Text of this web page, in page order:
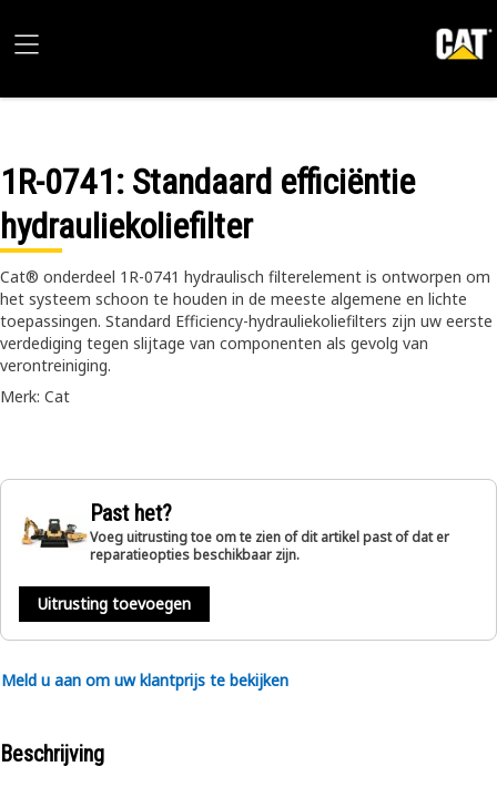
1R-0741: Standaard efficiëntie
hydrauliekoliefilter
Cat® onderdeel 1R-0741 hydraulisch filterelement is ontworpen om
het systeem schoon te houden in de meeste algemene en lichte
toepassingen. Standard Efficiency-hydrauliekoliefilters zijn uw eerste
verdediging tegen slijtage van componenten als gevolg van
verontreiniging.
Merk: Cat
Past het?
Voeg uitrusting toe om te zien of dit artikel past of dat er
reparatieopties beschikbaar zijn.
Uitrusting toevoegen
Meld u aan om uw klantprijs te bekijken
Beschrijving